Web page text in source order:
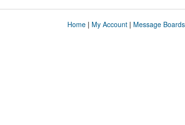
Home| My Account| Message Boards